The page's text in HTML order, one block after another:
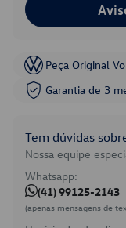
Peça Original
Garantia de 3
Tem dúvidas
Nossa equipe
Whatsapp:
(41) 99125-2143
(apenas mensagens de